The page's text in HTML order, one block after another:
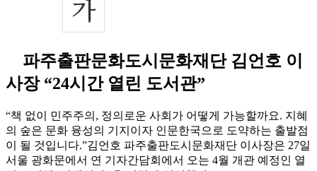
파주출판문화도시문화재단 김언호 이
사장 “24시간 열린 도서관”
“책 없이 민주주의, 정의로운 사회가 어떻게 가능할까요. 지혜
의 숲은 문화 융성의 기지이자 인문한국으로 도약하는 출발점
이 될 것입니다.”김언호 파주출판도시문화재단 이사장은 27일
서울 광화문에서 연 기자간담회에서 오는 4월 개관 예정인 열